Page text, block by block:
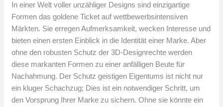
In einer Welt voller unzähliger Designs sind einzigartige
Formen das goldene Ticket auf wettbewerbsintensiven
Märkten. Sie erregen Aufmerksamkeit, wecken Interesse und
bieten einen ersten Einblick in die Identität einer Marke. Aber
ohne den robusten Schutz der 3D-Designrechte werden
diese markanten Formen zu einer anfälligen Beute für
Nachahmung. Der Schutz geistigen Eigentums ist nicht nur
ein kluger Schachzug; Dies ist ein notwendiger Schritt, um
den Vorsprung Ihrer Marke zu sichern. Ohne sie könnte ein